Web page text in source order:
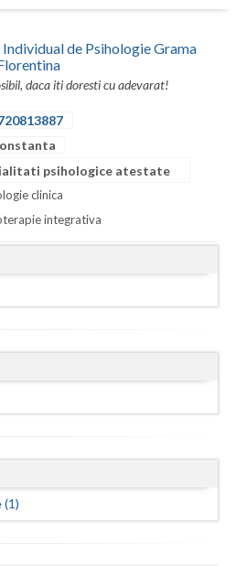
de Psihologie Grama
daca iti doresti cu adevarat!
psihologice atestate
clinica
integrativa
(1)